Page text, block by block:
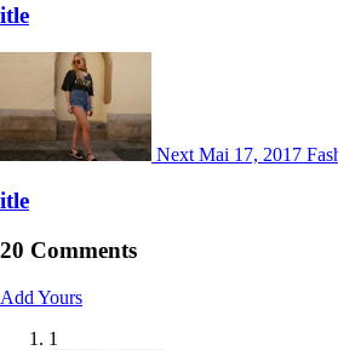
itle
Next Mai 17, 2017
itle
20 Comments
Add Yours
1